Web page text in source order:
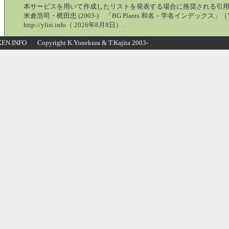
本サービスを用いて作成したリストを発表する場合に推奨される引用
米倉浩司・梶田忠 (2003-) 「BG Plants 和名－学名インデックス」（
http://ylist.info（ 2026年8月8日）.
Copyright K.Yonekura & T.Kajita 2003-